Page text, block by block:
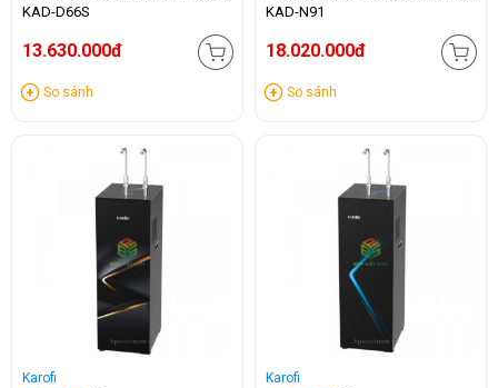
KAD-D66S
13.630.000đ
So sánh
KAD-N91
18.020.000đ
So sánh
Karofi
Karofi